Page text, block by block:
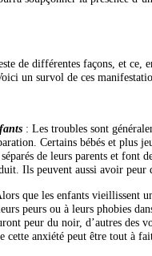
de différentes façons, et ce,
un survol de ces
: Les troubles sont
Certains bébés et plus
de leurs parents et font
Ils peuvent aussi avoir peur
que les enfants vieillissent
peurs ou à leurs phobies
peur du noir, d’autres des
cette anxiété peut être tout à